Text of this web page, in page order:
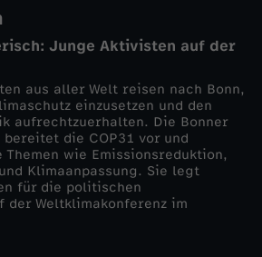
Junge Aktivisten auf der
aus aller Welt reisen nach Bonn,
einzusetzen und den
aufrechtzuerhalten. Die Bonner
die COP31 vor und
wie Emissionsreduktion,
Klimaanpassung. Sie legt
für die politischen
der Weltklimakonferenz im